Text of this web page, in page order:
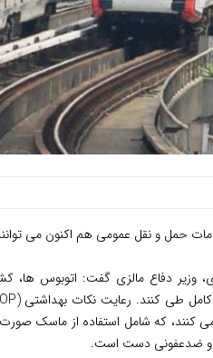
حمل و نقل عمومی هم اکنون می
می کنند، که شامل استفاده از ماسک